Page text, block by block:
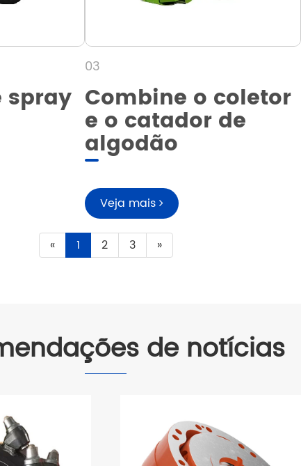
spray
03
Combine o coletor
e o catador de
algodão
Veja mais
« 1 2 3 »
de notícias